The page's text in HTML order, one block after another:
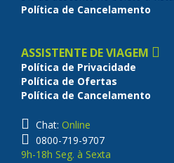
Política de Cancelamento
ASSISTENTE DE VIAGEM
Política de Privacidade
Política de Ofertas
Política de Cancelamento
Chat: Online
0800-719-9707
9h-18h Seg. à Sexta